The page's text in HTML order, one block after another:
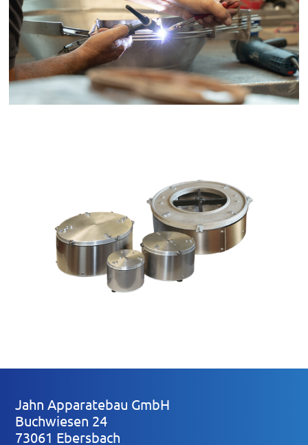
Jahn Apparatebau GmbH
Buchwiesen 24
73061 Ebersbach